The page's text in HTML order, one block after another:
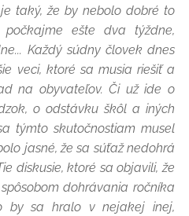
taký, že by nebolo dobré to
počkajme ešte dva týždne,
Každý súdny človek dnes
veci, ktoré sa musia riešiť a
na obyvateľov. Či už ide o
o odstávku škôl a iných
týmto skutočnostiam musel
jasné, že sa súťaž nedohrá
diskusie, ktoré sa objavili, že
dohrávania ročníka
by sa hralo v nejakej inej,